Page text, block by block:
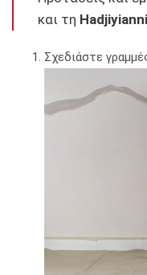
και τη
Σχεδιάστε